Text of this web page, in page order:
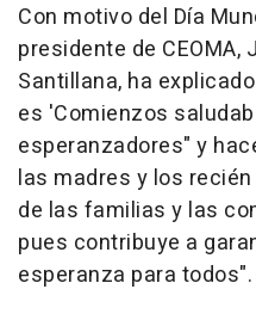
Con motivo del Día
presidente de CEOMA,
Santillana, ha
es 'Comienzos
esperanzadores" y
las madres y los
de las familias y las
pues contribuye a
esperanza para todos".